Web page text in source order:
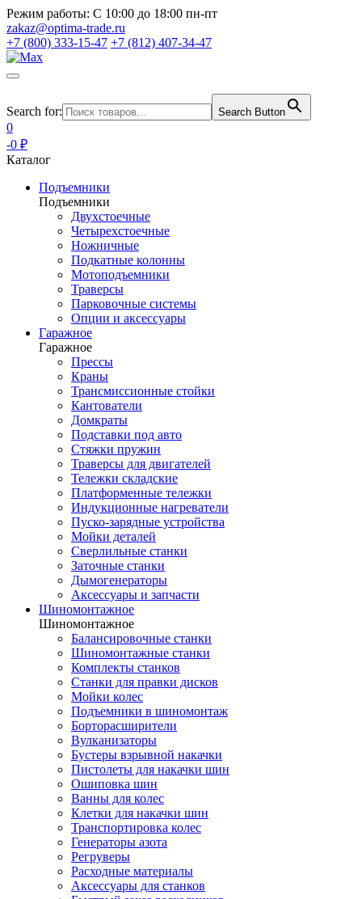
Режим работы: С 10:00 до 18:00 пн-пт
zakaz@optima-trade.ru
+7 (800) 333-15-47 +7 (812) 407-34-47
Search for: Search Button
0
-0 ₽
Каталог
Подъемники
Подъемники
Двухстоечные
Четырехстоечные
Ножничные
Подкатные колонны
Мотоподъемники
Траверсы
Парковочные системы
Опции и аксессуары
Гаражное
Гаражное
Прессы
Краны
Трансмиссионные стойки
Кантователи
Домкраты
Подставки под авто
Стяжки пружин
Траверсы для двигателей
Тележки складские
Платформенные тележки
Индукционные нагреватели
Пуско-зарядные устройства
Мойки деталей
Сверлильные станки
Заточные станки
Дымогенераторы
Аксессуары и запчасти
Шиномонтажное
Шиномонтажное
Балансировочные станки
Шиномонтажные станки
Комплекты станков
Станки для правки дисков
Мойки колес
Подъемники в шиномонтаж
Борторасширители
Вулканизаторы
Бустеры взрывной накачки
Пистолеты для накачки шин
Ошиповка шин
Ванны для колес
Клетки для накачки шин
Транспортировка колес
Генераторы азота
Регруверы
Расходные материалы
Аксессуары для станков